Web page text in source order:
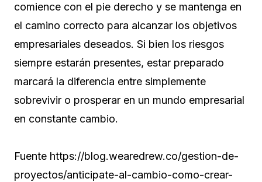
comience con el pie derecho y se mantenga en
el camino correcto para alcanzar los objetivos
empresariales deseados. Si bien los riesgos
siempre estarán presentes, estar preparado
marcará la diferencia entre simplemente
sobrevivir o prosperar en un mundo empresarial
en constante cambio.
Fuente https://blog.wearedrew.co/gestion-de-
proyectos/anticipate-al-cambio-como-crear-